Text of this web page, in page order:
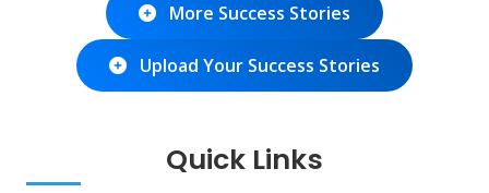
More Success Stories
Upload Your Success Stories
Quick Links